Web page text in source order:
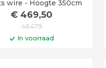
wire - Hoogte 350cm
€ 469,50
46479
In voorraad